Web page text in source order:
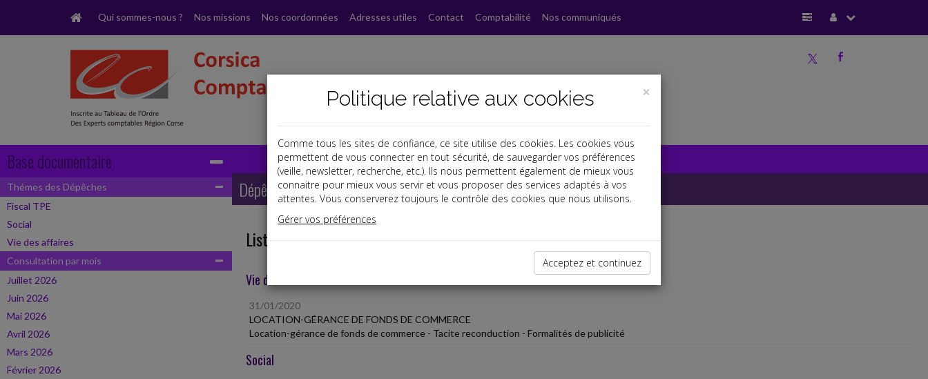
Qui sommes-nous ? Nos missions Nos coordonnées Adresses utiles Contact Comptabilité Nos communiqués
b
a
Base documentaire
Thémes des Dépêches
Fiscal TPE
Social
Vie des affaires
Consultation par mois
Juillet 2026
Juin 2026
Mai 2026
Avril 2026
Mars 2026
Février 2026
Dépêches
Liste des dernières dépêches
Vie des affaires
31/01/2020
LOCATION-GÉRANCE DE FONDS DE COMMERCE
Location-gérance de fonds de commerce - Tacite reconduction - Formalités de publicité
Social
×
Politique relative aux cookies
Comme tous les sites de confiance, ce site utilise des cookies. Les cookies vous
permettent de vous connecter en tout sécurité, de sauvegarder vos préférences
(veille, newsletter, recherche, etc.). Ils nous permettent également de mieux vous
connaitre pour mieux vous servir et vous proposer des services adaptés à vos
attentes. Vous conserverez toujours le contrôle des cookies que nous utilisons.
Gérer vos préférences
Acceptez et continuez